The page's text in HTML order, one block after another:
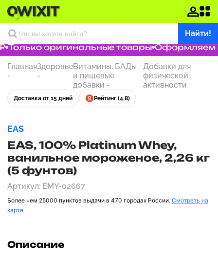
Найти!
оригинальные товары Оформляем
Главная
-
Здоровье
-
Витамины, БАДы
и пищевые
добавки -
Добавки для
физической
активности
Доставка от 15 дней Рейтинг (4.8)
EAS
EAS, 100% Platinum Whey,
ванильное мороженое, 2,26 кг
(5 фунтов)
Артикул: EMY-02667
Более чем 25000 пунктов выдачи в 470 городах России. Смотреть на
карте
Описание